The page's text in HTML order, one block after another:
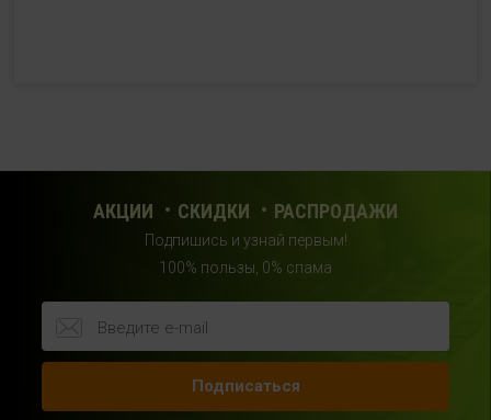
г.Москва, 23 км, Киевское шоссе, 1, второй этаж, рядом с
+7 (963) 682-32- 02
с 10:00 до 22:00 (без выходных)
HealthStore в ТРЦ "Райкин Плаза"
г.Москва, Шереметьевская ул., 6, корп. 1, цокольный
этаж, по пути следования в фитнес-клуб "Spirit Fitness"
АКЦИИ СКИДКИ РАСПРОДАЖИ
Подпишись и узнай первым!
100% пользы, 0% спама
Подписаться